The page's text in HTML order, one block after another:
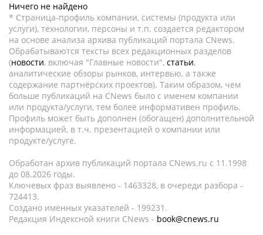
Ничего не найдено
* Страница-профиль компании, системы (продукта или
услуги), технологии, персоны и т.п. создается редактором
на основе анализа архива публикаций портала CNews.
Обрабатываются тексты всех редакционных разделов
(новости, включая "Главные новости", статьи,
аналитические обзоры рынков, интервью, а также
содержание партнёрских проектов). Таким образом, чем
больше публикаций на CNews было с именем компании
или продукта/услуги, тем более информативен профиль.
Профиль может быть дополнен (обогащен) дополнительной
информацией, в т.ч. презентацией о компании или
продукте/услуге.
Обработан архив публикаций портала CNews.ru c 11.1998
до 08.2026 годы.
Ключевых фраз выявлено - 1463328, в очереди разбора -
724413.
Создано именных указателей - 199231.
Редакция Индексной книги CNews - book@cnews.ru